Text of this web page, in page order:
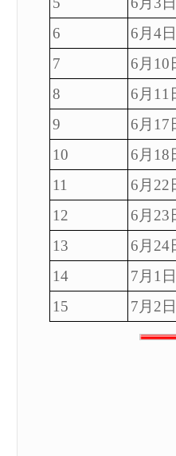
6
6月4日
7
6月10
8
6月11
9
6月17
10
6月18
11
6月22
12
6月23
13
6月24
14
7月1日
15
7月2日